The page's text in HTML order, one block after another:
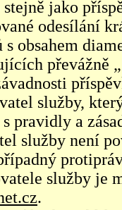
jako
odesílání
s obsahem
převážně
služby,
s pravidly a
služby není
služby je
.